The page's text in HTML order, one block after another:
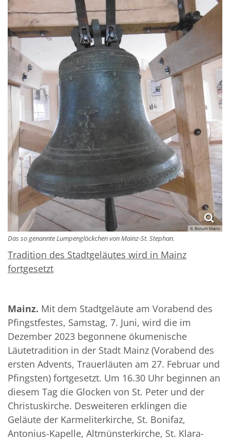
© Bistum Mainz
Das so genannte Lumpenglöckchen von Mainz-St. Stephan.
Tradition des Stadtgeläutes wird in Mainz
fortgesetzt
Mainz. Mit dem Stadtgeläute am Vorabend des
Pfingstfestes, Samstag, 7. Juni, wird die im
Dezember 2023 begonnene ökumenische
Läutetradition in der Stadt Mainz (Vorabend des
ersten Advents, Trauerläuten am 27. Februar und
Pfingsten) fortgesetzt. Um 16.30 Uhr beginnen an
diesem Tag die Glocken von St. Peter und der
Christuskirche. Desweiteren erklingen die
Geläute der Karmeliterkirche, St. Bonifaz,
Antonius-Kapelle, Altmünsterkirche, St. Klara-